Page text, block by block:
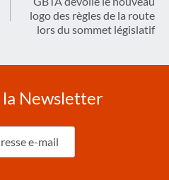
logo des règles de la route
lors du sommet législatif
la Newsletter